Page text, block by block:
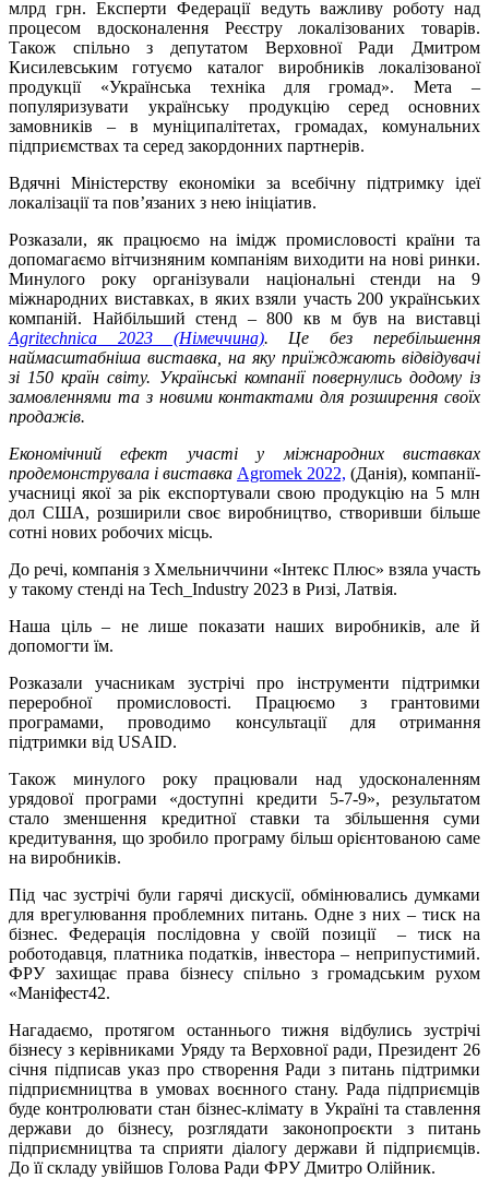
млрд грн. Експерти Федерації ведуть важливу роботу над
процесом вдосконалення Реєстру локалізованих товарів.
Також спільно з депутатом Верховної Ради Дмитром
Кисилевським готуємо каталог виробників локалізованої
продукції «Українська техніка для громад». Мета –
популяризувати українську продукцію серед основних
замовників – в муніципалітетах, громадах, комунальних
підприємствах та серед закордонних партнерів.
Вдячні Міністерству економіки за всебічну підтримку ідеї
локалізації та пов’язаних з нею ініціатив.
Розказали, як працюємо на імідж промисловості країни та
допомагаємо вітчизняним компаніям виходити на нові ринки.
Минулого року організували національні стенди на 9
міжнародних виставках, в яких взяли участь 200 українських
компаній. Найбільший стенд – 800 кв м був на виставці
Agritechnica 2023 (Німеччина). Це без перебільшення
наймасштабніша виставка, на яку приїжджають відвідувачі
зі 150 країн світу. Українські компанії повернулись додому із
замовленнями та з новими контактами для розширення своїх
продажів.
Економічний ефект участі у міжнародних виставках
продемонструвала і виставка Agromek 2022, (Данія), компанії-
учасниці якої за рік експортували свою продукцію на 5 млн
дол США, розширили своє виробництво, створивши більше
сотні нових робочих місць.
До речі, компанія з Хмельниччини «Інтекс Плюс» взяла участь
у такому стенді на Tech_Industry 2023 в Ризі, Латвія.
Наша ціль – не лише показати наших виробників, але й
допомогти їм.
Розказали учасникам зустрічі про інструменти підтримки
переробної промисловості. Працюємо з грантовими
програмами, проводимо консультації для отримання
підтримки від USAID.
Також минулого року працювали над удосконаленням
урядової програми «доступні кредити 5-7-9», результатом
стало зменшення кредитної ставки та збільшення суми
кредитування, що зробило програму більш орієнтованою саме
на виробників.
Під час зустрічі були гарячі дискусії, обмінювались думками
для врегулювання проблемних питань. Одне з них – тиск на
бізнес. Федерація послідовна у своїй позиції – тиск на
роботодавця, платника податків, інвестора – неприпустимий.
ФРУ захищає права бізнесу спільно з громадським рухом
«Маніфест42.
Нагадаємо, протягом останнього тижня відбулись зустрічі
бізнесу з керівниками Уряду та Верховної ради, Президент 26
січня підписав указ про створення Ради з питань підтримки
підприємництва в умовах воєнного стану. Рада підприємців
буде контролювати стан бізнес-клімату в Україні та ставлення
держави до бізнесу, розглядати законопроєкти з питань
підприємництва та сприяти діалогу держави й підприємців.
До її складу увійшов Голова Ради ФРУ Дмитро Олійник.